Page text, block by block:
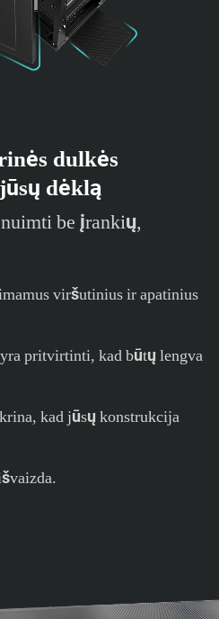
dulkės
dėklą
be įrankių,
viršutinius ir apatinius
pritvirtinti, kad būtų lengva
kad jūsų konstrukcija